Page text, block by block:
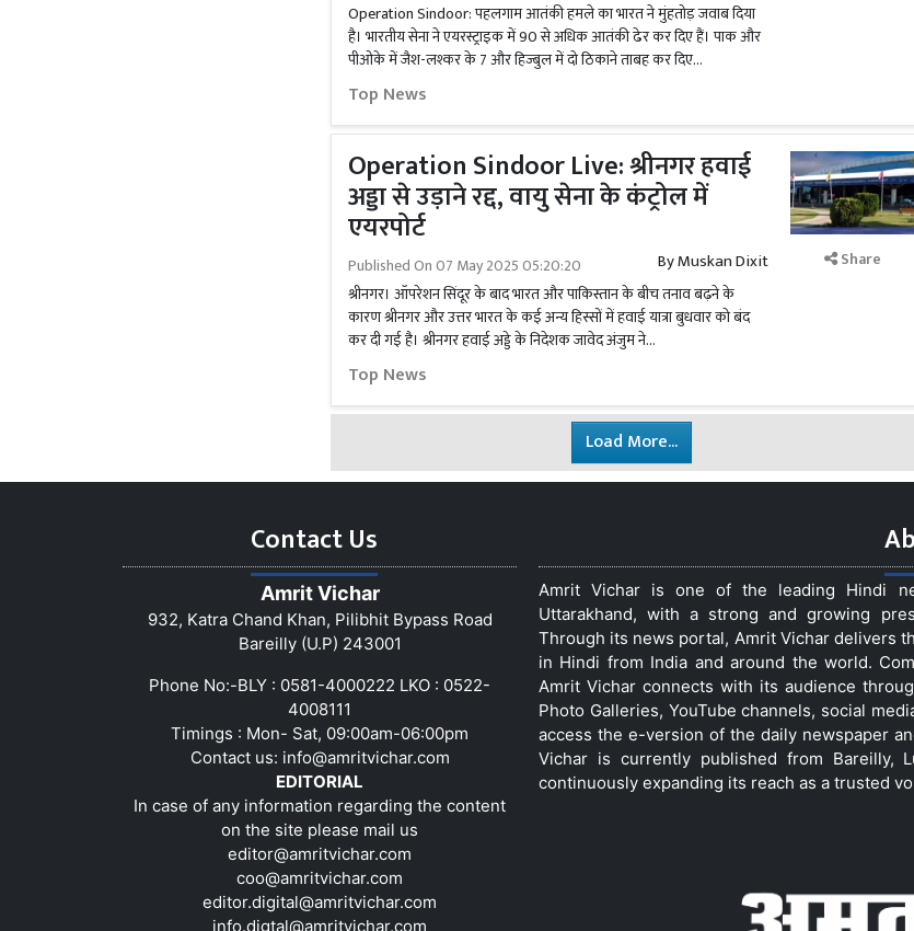
Operation Sindoor: पहलगाम आतंकी हमले का भारत ने मुंहतोड़ जवाब दिया
है। भारतीय सेना ने एयरस्ट्राइक में 90 से अधिक आतंकी ढेर कर दिए हैं। पाक और
पीओके में जैश-लश्कर के 7 और हिज्बुल में दो ठिकाने ताबह कर दिए...
Top News
Operation Sindoor Live: श्रीनगर हवाई
अड्डा से उड़ाने रद्द, वायु सेना के कंट्रोल में
एयरपोर्ट
Published On07 May 2025 05:20:20 ByMuskan Dixit
श्रीनगर। ऑपरेशन सिंदूर के बाद भारत और पाकिस्तान के बीच तनाव बढ़ने के
कारण श्रीनगर और उत्तर भारत के कई अन्य हिस्सों में हवाई यात्रा बुधवार को बंद
कर दी गई है। श्रीनगर हवाई अड्डे के निदेशक जावेद अंजुम ने...
Top News
Share
Load More...
Contact Us
Amrit Vichar
932, Katra Chand Khan, Pilibhit Bypass Road
Bareilly (U.P) 243001
Phone No:-BLY : 0581-4000222 LKO : 0522-
4008111
Timings : Mon- Sat, 09:00am-06:00pm
Contact us: info@amritvichar.com
EDITORIAL
In case of any information regarding the content
on the site please mail us
editor@amritvichar.com
coo@amritvichar.com
editor.digital@amritvichar.com
info.digtal@amritvichar.com
Amrit Vichar is one of the leading Hindi
Uttarakhand, with a strong and growing
Through its news portal, Amrit Vichar delivers
in Hindi from India and around the world.
Amrit Vichar connects with its audience
Photo Galleries, YouTube channels, social
access the e-version of the daily newspaper
Vichar is currently published from Bareilly,
continuously expanding its reach as a trusted